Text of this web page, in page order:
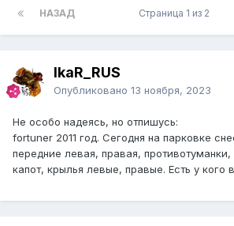
НАЗАД Страница 1 из 2
IkaR_RUS
Опубликовано 13 ноября, 2023
Не особо надеясь, но отпишусь:
fortuner 2011 год. Сегодня на парковке
передние левая, правая,
капот, крылья левые, правые. Есть у кого